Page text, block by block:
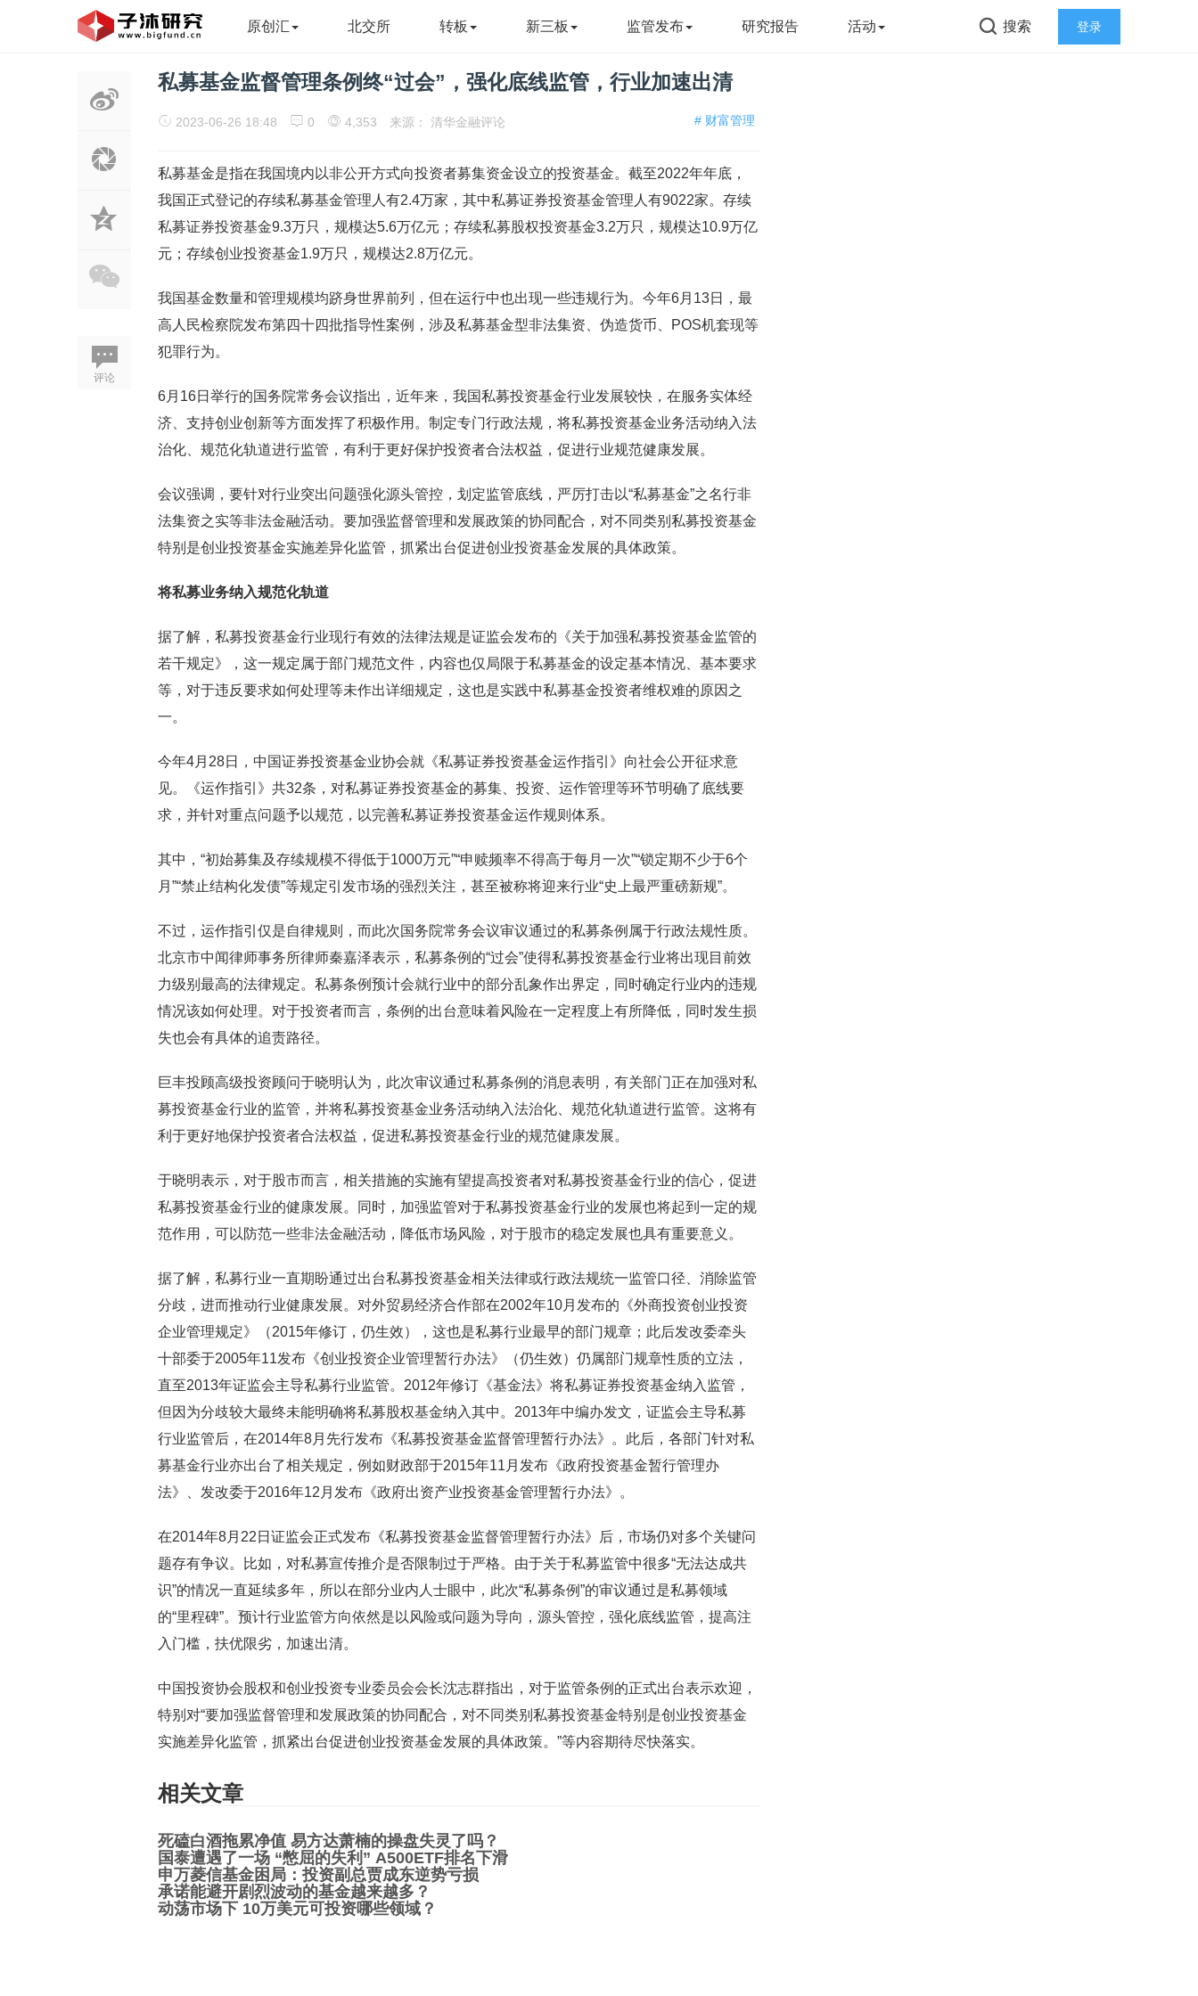
原创汇 北交所 转板 新三板 监管发布 研究报告 活动 搜索 登录
评论
私募基金监督管理条例终“过会”，强化底线监管，行业加速出清
# 财富管理
2023-06-26 18:48 0 4,353 来源： 清华金融评论
私募基金是指在我国境内以非公开方式向投资者募集资金设立的投资基金。截至2022年年底，
我国正式登记的存续私募基金管理人有2.4万家，其中私募证券投资基金管理人有9022家。存续
私募证券投资基金9.3万只，规模达5.6万亿元；存续私募股权投资基金3.2万只，规模达10.9万亿
元；存续创业投资基金1.9万只，规模达2.8万亿元。
我国基金数量和管理规模均跻身世界前列，但在运行中也出现一些违规行为。今年6月13日，最
高人民检察院发布第四十四批指导性案例，涉及私募基金型非法集资、伪造货币、POS机套现等
犯罪行为。
6月16日举行的国务院常务会议指出，近年来，我国私募投资基金行业发展较快，在服务实体经
济、支持创业创新等方面发挥了积极作用。制定专门行政法规，将私募投资基金业务活动纳入法
治化、规范化轨道进行监管，有利于更好保护投资者合法权益，促进行业规范健康发展。
会议强调，要针对行业突出问题强化源头管控，划定监管底线，严厉打击以“私募基金”之名行非
法集资之实等非法金融活动。要加强监督管理和发展政策的协同配合，对不同类别私募投资基金
特别是创业投资基金实施差异化监管，抓紧出台促进创业投资基金发展的具体政策。
将私募业务纳入规范化轨道
据了解，私募投资基金行业现行有效的法律法规是证监会发布的《关于加强私募投资基金监管的
若干规定》，这一规定属于部门规范文件，内容也仅局限于私募基金的设定基本情况、基本要求
等，对于违反要求如何处理等未作出详细规定，这也是实践中私募基金投资者维权难的原因之
一。
今年4月28日，中国证券投资基金业协会就《私募证券投资基金运作指引》向社会公开征求意
见。《运作指引》共32条，对私募证券投资基金的募集、投资、运作管理等环节明确了底线要
求，并针对重点问题予以规范，以完善私募证券投资基金运作规则体系。
其中，“初始募集及存续规模不得低于1000万元”“申赎频率不得高于每月一次”“锁定期不少于6个
月”“禁止结构化发债”等规定引发市场的强烈关注，甚至被称将迎来行业“史上最严重磅新规”。
不过，运作指引仅是自律规则，而此次国务院常务会议审议通过的私募条例属于行政法规性质。
北京市中闻律师事务所律师秦嘉泽表示，私募条例的“过会”使得私募投资基金行业将出现目前效
力级别最高的法律规定。私募条例预计会就行业中的部分乱象作出界定，同时确定行业内的违规
情况该如何处理。对于投资者而言，条例的出台意味着风险在一定程度上有所降低，同时发生损
失也会有具体的追责路径。
巨丰投顾高级投资顾问于晓明认为，此次审议通过私募条例的消息表明，有关部门正在加强对私
募投资基金行业的监管，并将私募投资基金业务活动纳入法治化、规范化轨道进行监管。这将有
利于更好地保护投资者合法权益，促进私募投资基金行业的规范健康发展。
于晓明表示，对于股市而言，相关措施的实施有望提高投资者对私募投资基金行业的信心，促进
私募投资基金行业的健康发展。同时，加强监管对于私募投资基金行业的发展也将起到一定的规
范作用，可以防范一些非法金融活动，降低市场风险，对于股市的稳定发展也具有重要意义。
据了解，私募行业一直期盼通过出台私募投资基金相关法律或行政法规统一监管口径、消除监管
分歧，进而推动行业健康发展。对外贸易经济合作部在2002年10月发布的《外商投资创业投资
企业管理规定》（2015年修订，仍生效），这也是私募行业最早的部门规章；此后发改委牵头
十部委于2005年11发布《创业投资企业管理暂行办法》（仍生效）仍属部门规章性质的立法，
直至2013年证监会主导私募行业监管。2012年修订《基金法》将私募证券投资基金纳入监管，
但因为分歧较大最终未能明确将私募股权基金纳入其中。2013年中编办发文，证监会主导私募
行业监管后，在2014年8月先行发布《私募投资基金监督管理暂行办法》。此后，各部门针对私
募基金行业亦出台了相关规定，例如财政部于2015年11月发布《政府投资基金暂行管理办
法》、发改委于2016年12月发布《政府出资产业投资基金管理暂行办法》。
在2014年8月22日证监会正式发布《私募投资基金监督管理暂行办法》后，市场仍对多个关键问
题存有争议。比如，对私募宣传推介是否限制过于严格。由于关于私募监管中很多“无法达成共
识”的情况一直延续多年，所以在部分业内人士眼中，此次“私募条例”的审议通过是私募领域
的“里程碑”。预计行业监管方向依然是以风险或问题为导向，源头管控，强化底线监管，提高注
入门槛，扶优限劣，加速出清。
中国投资协会股权和创业投资专业委员会会长沈志群指出，对于监管条例的正式出台表示欢迎，
特别对“要加强监督管理和发展政策的协同配合，对不同类别私募投资基金特别是创业投资基金
实施差异化监管，抓紧出台促进创业投资基金发展的具体政策。”等内容期待尽快落实。
相关文章
死磕白酒拖累净值 易方达萧楠的操盘失灵了吗？
国泰遭遇了一场 “憋屈的失利” A500ETF排名下滑
申万菱信基金困局：投资副总贾成东逆势亏损
承诺能避开剧烈波动的基金越来越多？
动荡市场下 10万美元可投资哪些领域？